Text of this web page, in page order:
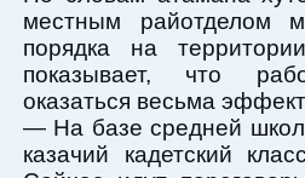
местным райотделом
порядка на
показывает, что
оказаться весьма
— На базе средней
казачий кадетский